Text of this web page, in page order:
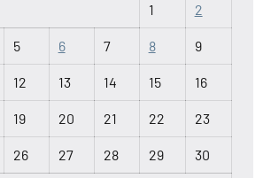
1 2
5 6 7 8 9
12 13 14 15 16
19 20 21 22 23
26 27 28 29 30